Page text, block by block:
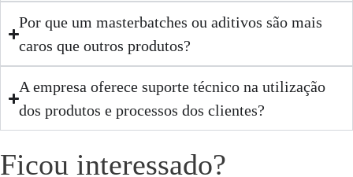
Por que um masterbatches ou aditivos são mais
caros que outros produtos?
A empresa oferece suporte técnico na utilização
dos produtos e processos dos clientes?
Ficou interessado?